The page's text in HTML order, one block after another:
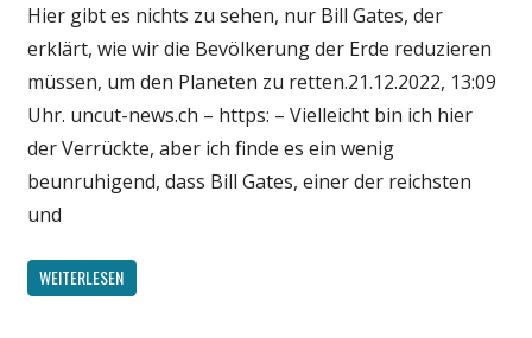
Politik
Wirtschaft
Wissenschaft
Hier gibt es nichts zu sehen, nur Bill Gates, der
erklärt, wie wir die Bevölkerung der Erde reduzieren
müssen, um den Planeten zu retten.21.12.2022, 13:09
Uhr. uncut-news.ch – https: – Vielleicht bin ich hier
der Verrückte, aber ich finde es ein wenig
beunruhigend, dass Bill Gates, einer der reichsten
und
WEITERLESEN